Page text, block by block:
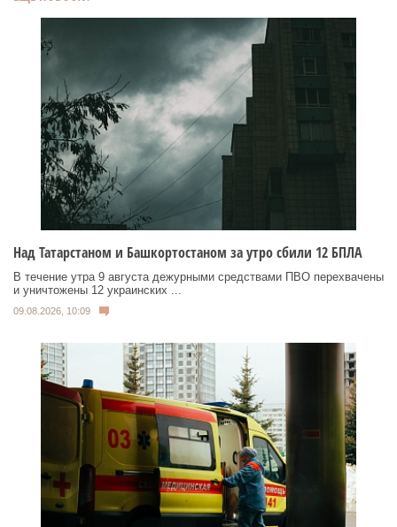
Над Татарстаном и Башкортостаном за утро сбили 12 БПЛА
В течение утра 9 августа дежурными средствами ПВО перехвачены
и уничтожены 12 украинских ...
09.08.2026, 10:09